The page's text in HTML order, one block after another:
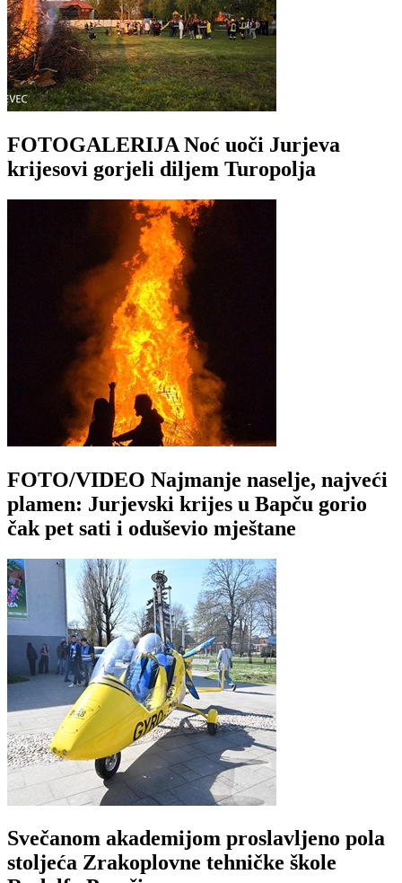
FOTOGALERIJA Noć uoči Jurjeva
krijesovi gorjeli diljem Turopolja
FOTO/VIDEO Najmanje naselje, najveći
plamen: Jurjevski krijes u Bapču gorio
čak pet sati i oduševio mještane
Svečanom akademijom proslavljeno pola
stoljeća Zrakoplovne tehničke škole